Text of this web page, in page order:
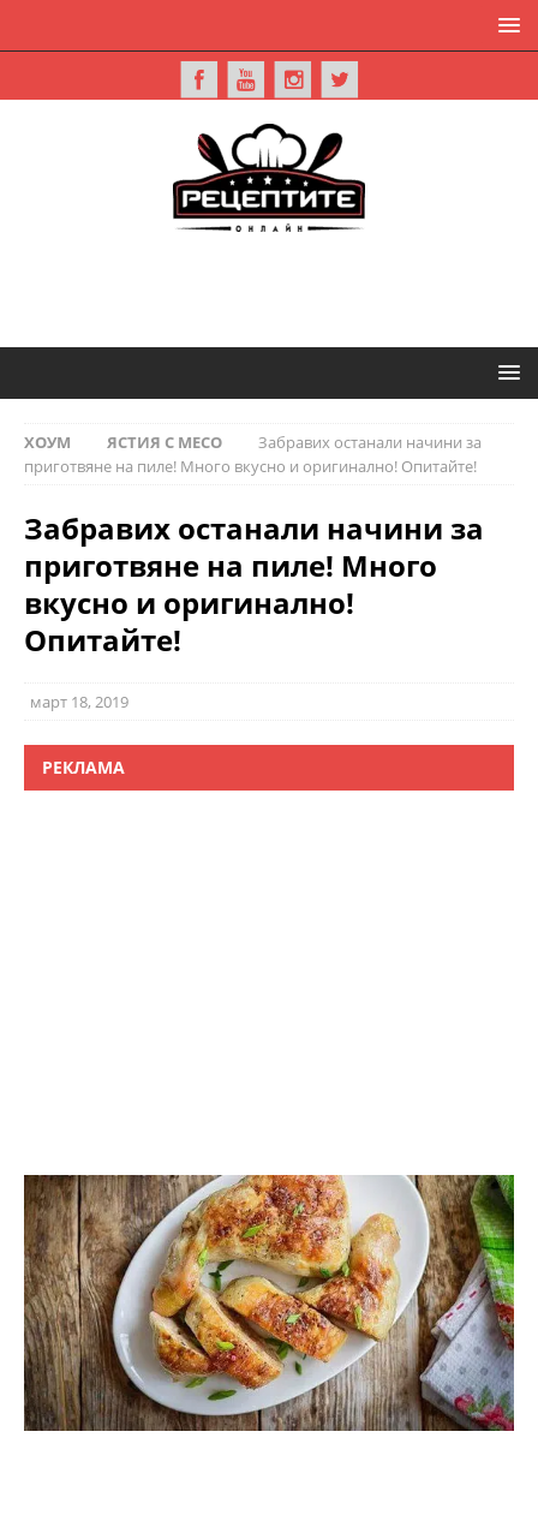
ХОУМ ЯСТИЯ С МЕСО
Забравих останали начини за
приготвяне на пиле! Много вкусно и оригинално! Опитайте!
Забравих останали начини за
приготвяне на пиле! Много
вкусно и оригинално!
Опитайте!
март 18, 2019
РЕКЛАМА